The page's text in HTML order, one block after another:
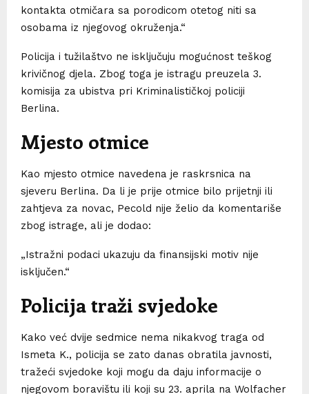
kontakta otmičara sa porodicom otetog niti sa
osobama iz njegovog okruženja.“
Policija i tužilaštvo ne isključuju mogućnost teškog
krivičnog djela. Zbog toga je istragu preuzela 3.
komisija za ubistva pri Kriminalističkoj policiji
Berlina.
Mjesto otmice
Kao mjesto otmice navedena je raskrsnica na
sjeveru Berlina. Da li je prije otmice bilo prijetnji ili
zahtjeva za novac, Pecold nije želio da komentariše
zbog istrage, ali je dodao:
„Istražni podaci ukazuju da finansijski motiv nije
isključen.“
Policija traži svjedoke
Kako već dvije sedmice nema nikakvog traga od
Ismeta K., policija se zato danas obratila javnosti,
tražeći svjedoke koji mogu da daju informacije o
njegovom boravištu ili koji su 23. aprila na Wolfacher